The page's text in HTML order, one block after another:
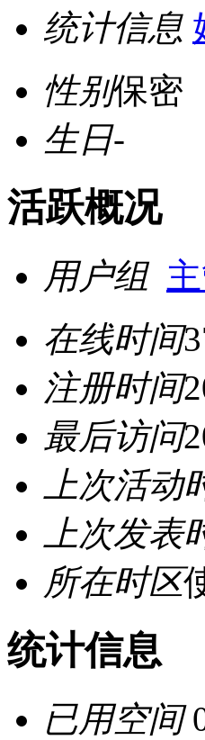
统计信息
性别保密
生日-
活跃概况
用户组
在线时间
注册时间
最后访问
上次活动
上次发表
所在时区
统计信息
已用空间